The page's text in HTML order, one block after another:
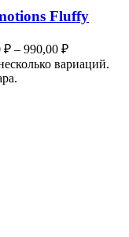
Fluffy
₽ – 990,00 ₽
вариаций.